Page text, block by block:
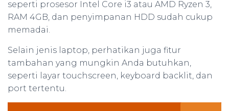
seperti prosesor Intel Core i3 atau AMD Ryzen 3,
RAM 4GB, dan penyimpanan HDD sudah cukup
memadai.
Selain jenis laptop, perhatikan juga fitur
tambahan yang mungkin Anda butuhkan,
seperti layar touchscreen, keyboard backlit, dan
port tertentu.